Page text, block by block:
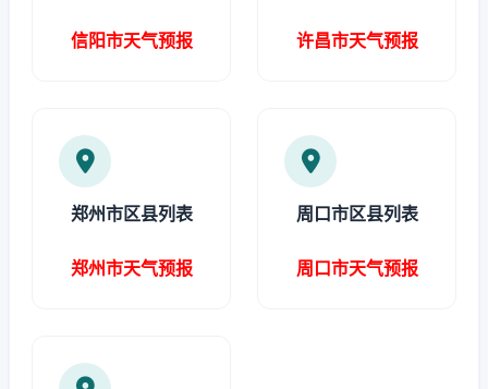
信阳市天气预报 许昌市天气预报
郑州市区县列表
郑州市天气预报
周口市区县列表
周口市天气预报